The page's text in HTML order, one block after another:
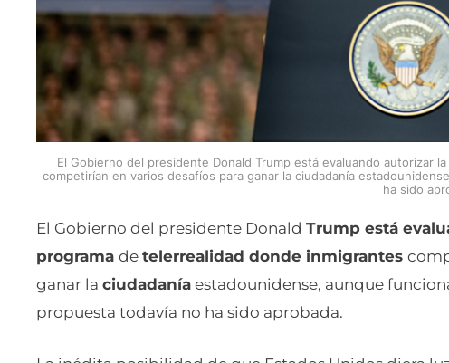
El Gobierno del presidente Donald Trump está evaluando autorizar
competirían en varios desafíos para ganar la ciudadanía
ha sido
El Gobierno del presidente Donald Trump está
programa de telerrealidad donde inmigrantes
ganar la ciudadanía estadounidense, aunque
propuesta todavía no ha sido aprobada.